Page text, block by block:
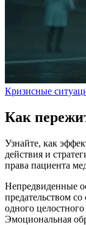
Кризисные
Как
Узнайте, как
действия и
права пациента
Непредвиденные
предательством
одного целостного
Эмоциональная